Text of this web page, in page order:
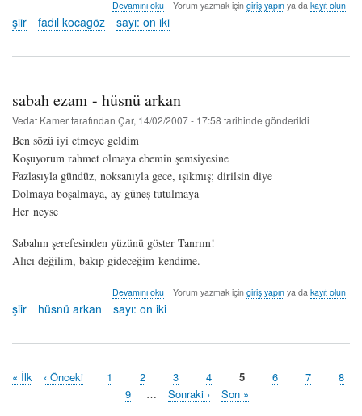
bir
kocagöz
Devamını oku Yorum yazmak için giriş yapınya da kayıt olun
şiir fadıl kocagöz sayı: on iki
sabah ezanı - hüsnü arkan
Vedat Kamertarafından Çar, 14/02/2007 - 17:58 tarihinde gönderildi
Ben sözü iyi etmeye geldim
Koşuyorum rahmet olmaya ebemin şemsiyesine
Fazlasıyla gündüz, noksanıyla gece, ışıkmış; dirilsin diye
Dolmaya boşalmaya, ay güneş tutulmaya
Her neyse
Sabahın şerefesinden yüzünü göster Tanrım!
Alıcı değilim, bakıp gideceğim kendime.
sabah
ezanı
-
arkan
Devamını oku Yorum yazmak için giriş yapınya da kayıt olun
şiir hüsnü arkan sayı: on iki
Pagination
İlk
« İlk
Önceki
‹ Önceki Sayfa
1 Sayfa
2 Sayfa
3 Sayfa
4
Şu
an
kullanılan
5 Sayfa
6 Sayfa
7
8
Sayfa
9 …
Sonraki
Sonraki ›
Last
Son »